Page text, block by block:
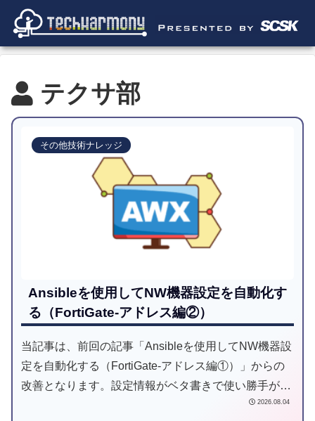
テクサ部
その他技術ナレッジ
Ansibleを使用してNW機器設定を自動化す
る（FortiGate-アドレス編②）
当記事は、前回の記事「Ansibleを使用してNW機器設
定を自動化する（FortiGate-アドレス編①）」からの
改善となります。設定情報がベタ書きで使い勝手が悪
い点を設定情報をまとめてINPUT（JSON）できる使
2026.08.04